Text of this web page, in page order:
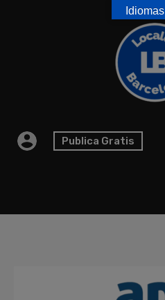
Publica Gratis
Idiomas